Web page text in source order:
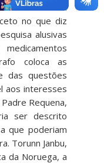
DH é sem
no que diz
alusivas
coloca as
das questões
aos interesses
Requena,
ser descrito
que poderiam
Torunn Janbu,
da Noruega, a